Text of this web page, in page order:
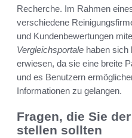
Recherche. Im Rahmen
verschiedene
und Kundenbewertungen
Vergleichsportale haben sich
erwiesen, da sie eine breite
und es Benutzern
Informationen zu gelangen.
Fragen, die Sie
stellen sollten